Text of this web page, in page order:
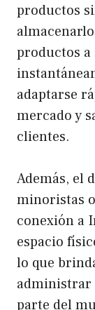
productos
productos a
adaptarse
mercado y
clientes.
Además, el
minoristas
conexión a
espacio
lo que
administrar
parte del